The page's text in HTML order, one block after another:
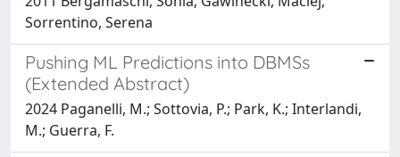
Sorrentino, Serena
Pushing ML Predictions into DBMSs
(Extended Abstract)
2024 Paganelli, M.; Sottovia, P.; Park, K.; Interlandi,
M.; Guerra, F.